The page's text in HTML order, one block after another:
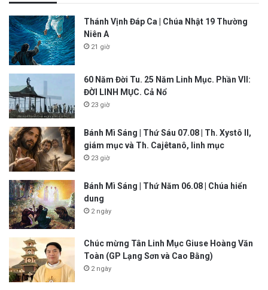
Thánh Vịnh Đáp Ca | Chúa Nhật 19 Thường
Niên A
21 giờ
60 Năm Đời Tu. 25 Năm Linh Mục. Phần VII:
ĐỜI LINH MỤC. Cả Nổ
23 giờ
Bánh Mì Sáng | Thứ Sáu 07.08 | Th. Xystô II,
giám mục và Th. Cajêtanô, linh mục
23 giờ
Bánh Mì Sáng | Thứ Năm 06.08 | Chúa hiển
dung
2 ngày
Chúc mừng Tân Linh Mục Giuse Hoàng Văn
Toàn (GP Lạng Sơn và Cao Bằng)
2 ngày